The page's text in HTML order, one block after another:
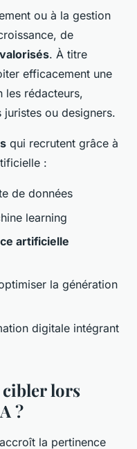
ou à la gestion
de
. À titre
efficacement une
les rédacteurs,
juristes ou designers.
qui recrutent grâce à
:
de données
learning
artificielle
la génération
digitale intégrant
lors
?
accroît la pertinence